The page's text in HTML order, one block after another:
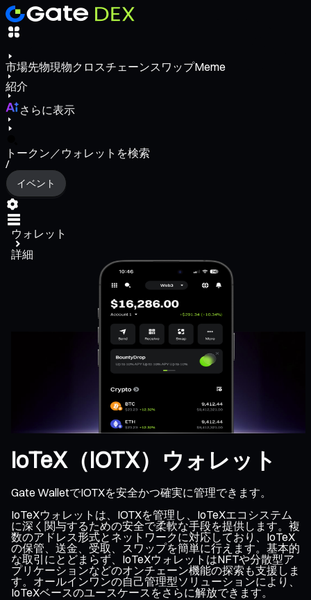
市場先物現物クロスチェーンスワップMeme
紹介
さらに表示
トークン／ウォレットを検索
/
イベント
ウォレット
詳細
IoTeX（IOTX）ウォレット
Gate WalletでIOTXを安全かつ確実に管理できます。
IoTeXウォレットは、IOTXを管理し、IoTeXエコシステム
に深く関与するための安全で柔軟な手段を提供します。複
数のアドレス形式とネットワークに対応しており、IoTeX
の保管、送金、受取、スワップを簡単に行えます。基本的
な取引にとどまらず、IoTeXウォレットはNFTや分散型ア
プリケーションなどのオンチェーン機能の探索も支援しま
す。オールインワンの自己管理型ソリューションにより、
IoTeXベースのユースケースをさらに解放できます。